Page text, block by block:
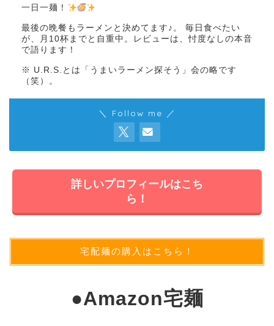
一日一麺！
最後の晩餐もラーメンと決めてます♪。 毎日食べたい
が、月10杯までと自重中。レビューは、忖度なしの本音
で語ります！
※ U.R.S.とは「うまいラーメン探そう」会の略です
（笑）。
＼ Follow me ／
詳しいプロフィールはこち
ら！
宅配麺の購入はこちら！
●Amazon宅麺